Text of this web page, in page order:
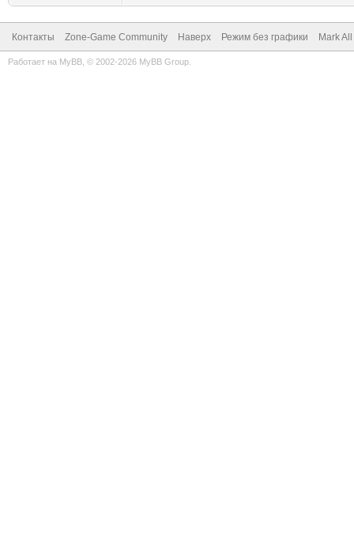
Контакты Zone-Game Community Наверх Режим без графики Mark
Работает на MyBB , © 2002-2026 MyBB Group